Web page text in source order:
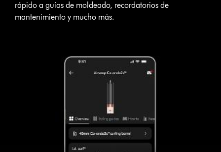
rápido a guías de moldeado, recordatorios de
mantenimiento y mucho más.